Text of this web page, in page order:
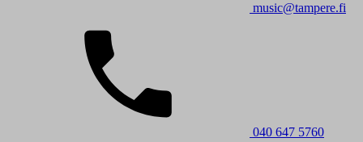
music@tampere.fi
040 647 5760